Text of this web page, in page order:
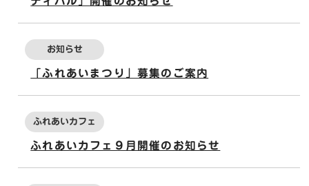
お知らせ
「ふれあいまつり」募集のご案内
ふれあいカフェ
ふれあいカフェ９月開催のお知らせ